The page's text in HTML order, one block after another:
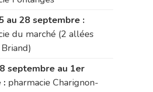
au 28 septembre :
du marché (2 allées
septembre au 1er
: pharmacie Charignon-